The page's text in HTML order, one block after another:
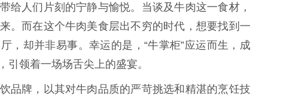
给人们片刻的宁静与愉悦。当谈及牛肉这一食材，
。而在这个牛肉美食层出不穷的时代，想要找到一
，却并非易事。幸运的是，“牛掌柜”应运而生，成
引领着一场场舌尖上的盛宴。
品牌，以其对牛肉品质的严苛挑选和精湛的烹饪技